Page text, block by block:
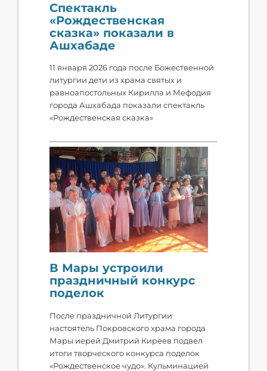
Спектакль
«Рождественская
сказка» показали в
Ашхабаде
11 января 2026 года после Божественной
литургии дети из храма святых и
равноапостольных Кирилла и Мефодия
города Ашхабада показали спектакль
«Рождественская сказка»
В Мары устроили
праздничный конкурс
поделок
После праздничной Литургии
настоятель Покровского храма города
Мары иерей Дмитрий Киреев подвел
итоги творческого конкурса поделок
«Рождественское чудо». Кульминацией